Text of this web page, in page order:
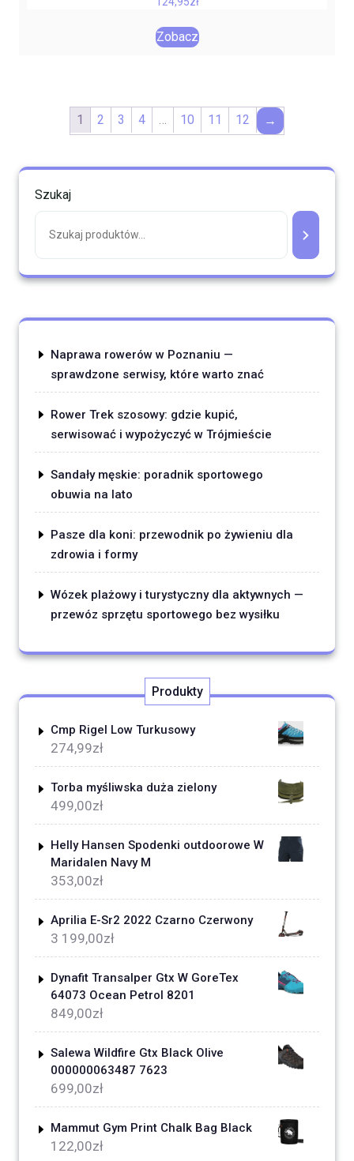
Zobacz
1 2 3 4 … 10 11 12 →
Szukaj
Naprawa rowerów w Poznaniu —
sprawdzone serwisy, które warto znać
Rower Trek szosowy: gdzie kupić,
serwisować i wypożyczyć w Trójmieście
Sandały męskie: poradnik sportowego
obuwia na lato
Pasze dla koni: przewodnik po żywieniu dla
zdrowia i formy
Wózek plażowy i turystyczny dla aktywnych —
przewóz sprzętu sportowego bez wysiłku
Produkty
Cmp Rigel Low Turkusowy
274,99zł
Torba myśliwska duża zielony
499,00zł
Helly Hansen Spodenki outdoorowe W
Maridalen Navy M
353,00zł
Aprilia E-Sr2 2022 Czarno Czerwony
3 199,00zł
Dynafit Transalper Gtx W GoreTex
64073 Ocean Petrol 8201
849,00zł
Salewa Wildfire Gtx Black Olive
000000063487 7623
699,00zł
Mammut Gym Print Chalk Bag Black
122,00zł